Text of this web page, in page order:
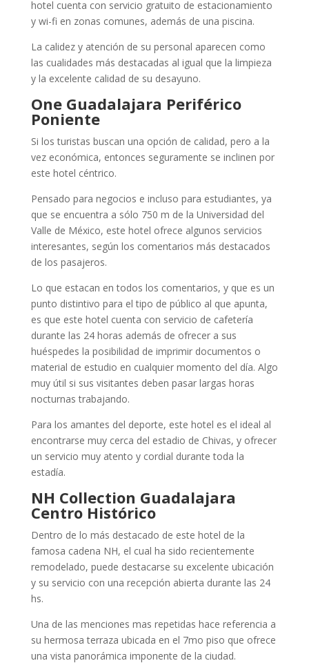
hotel cuenta con servicio gratuito de estacionamiento
y wi-fi en zonas comunes, además de una piscina.
La calidez y atención de su personal aparecen como
las cualidades más destacadas al igual que la limpieza
y la excelente calidad de su desayuno.
One Guadalajara Periférico
Poniente
Si los turistas buscan una opción de calidad, pero a la
vez económica, entonces seguramente se inclinen por
este hotel céntrico.
Pensado para negocios e incluso para estudiantes, ya
que se encuentra a sólo 750 m de la Universidad del
Valle de México, este hotel ofrece algunos servicios
interesantes, según los comentarios más destacados
de los pasajeros.
Lo que estacan en todos los comentarios, y que es un
punto distintivo para el tipo de público al que apunta,
es que este hotel cuenta con servicio de cafetería
durante las 24 horas además de ofrecer a sus
huéspedes la posibilidad de imprimir documentos o
material de estudio en cualquier momento del día. Algo
muy útil si sus visitantes deben pasar largas horas
nocturnas trabajando.
Para los amantes del deporte, este hotel es el ideal al
encontrarse muy cerca del estadio de Chivas, y ofrecer
un servicio muy atento y cordial durante toda la
estadía.
NH Collection Guadalajara
Centro Histórico
Dentro de lo más destacado de este hotel de la
famosa cadena NH, el cual ha sido recientemente
remodelado, puede destacarse su excelente ubicación
y su servicio con una recepción abierta durante las 24
hs.
Una de las menciones mas repetidas hace referencia a
su hermosa terraza ubicada en el 7mo piso que ofrece
una vista panorámica imponente de la ciudad.